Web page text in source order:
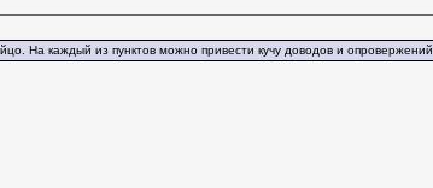
На каждый из пунктов можно привести кучу доводов и опровержений.